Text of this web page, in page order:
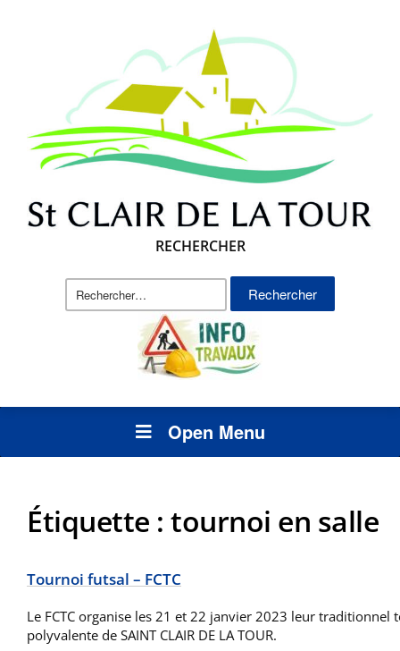
RECHERCHER
Rechercher :
Open Menu
Étiquette : tournoi en salle
Tournoi futsal – FCTC
Le FCTC organise les 21 et 22 janvier 2023 leur traditionnel
polyvalente de SAINT CLAIR DE LA TOUR.